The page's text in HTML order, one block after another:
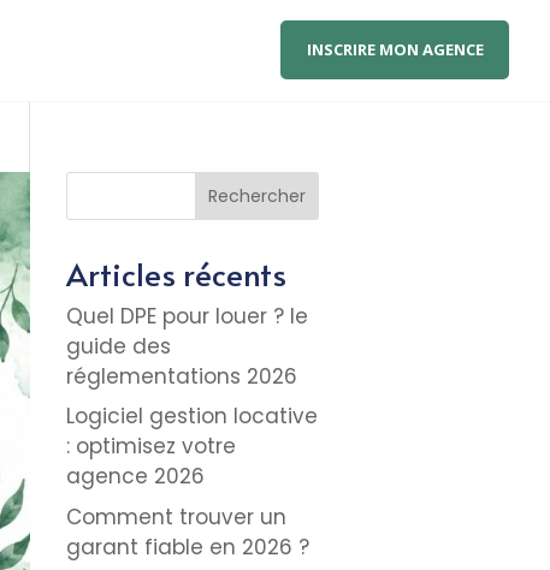
INSCRIRE MON AGENCE
Rechercher
Articles récents
Quel DPE pour louer ? le
guide des
réglementations 2026
Logiciel gestion locative
: optimisez votre
agence 2026
Comment trouver un
garant fiable en 2026 ?